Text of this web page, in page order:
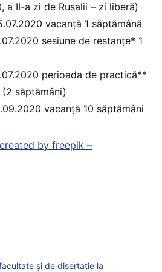
a II-a zi de Rusalii – zi liberă)
vacanță 1 săptămână
sesiune de restanțe* 1
perioada de practică**
săptămâni)
vacanță 10 săptămâni
by freepik –
şi de disertaţie la